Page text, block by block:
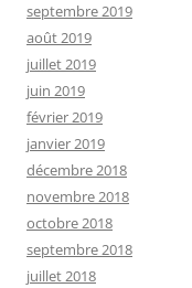
septembre 2019
août 2019
juillet 2019
juin 2019
février 2019
janvier 2019
décembre 2018
novembre 2018
octobre 2018
septembre 2018
juillet 2018